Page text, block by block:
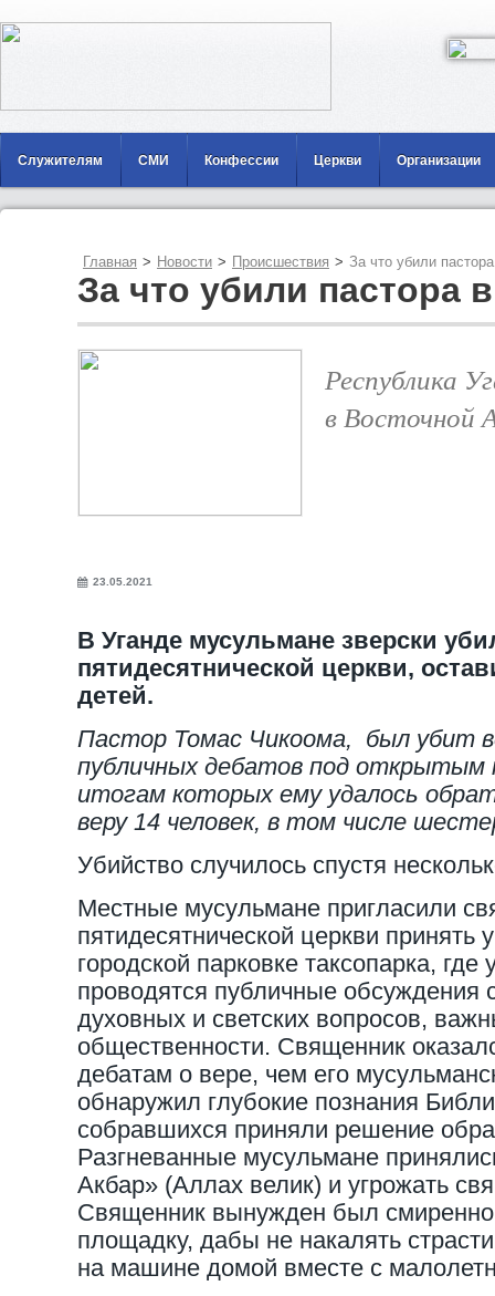
Служителям СМИ Конфессии Церкви Организации
Главная > Новости > Происшествия > За что убили
За что убили пастора
Республика
в Восточной
23.05.2021
В Уганде мусульмане зверски
пятидесятнической церкви,
детей.
Пастор Томас Чикоома, был убит
публичных дебатов под открытым
итогам которых ему удалось
веру 14 человек, в том числе
Убийство случилось спустя
Местные мусульмане пригласили
пятидесятнической церкви принять
городской парковке таксопарка,
проводятся публичные обсуждения
духовных и светских вопросов,
общественности. Священник
дебатам о вере, чем его
обнаружил глубокие познания
собравшихся приняли решение
Разгневанные мусульмане
Акбар» (Аллах велик) и угрожать
Священник вынужден был смиренно
площадку, дабы не накалять
на машине домой вместе с